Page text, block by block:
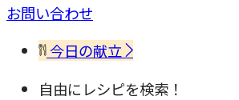
お問い合わせ
今日の献立
自由にレシピを検索！